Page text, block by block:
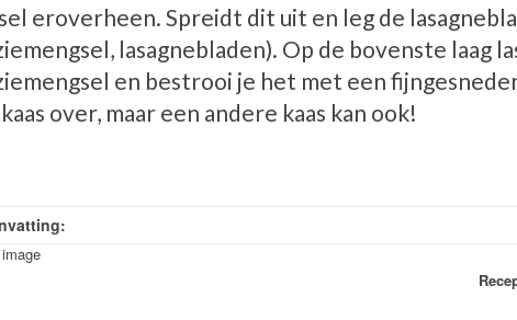
eroverheen. Spreidt dit uit en leg de
lasagnebladen). Op de bovenste laag
en bestrooi je het met een
over, maar een andere kaas kan ook!